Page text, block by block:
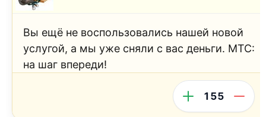
Вы ещё не воспользовались нашей новой
услугой, а мы уже сняли с вас деньги. МТС:
на шаг впереди!
155